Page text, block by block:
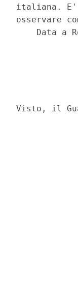
italiana. E'
osservare
Data a